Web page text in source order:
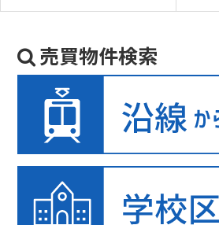
売買物件検索